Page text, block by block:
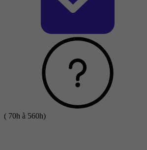
( 70h à 560h)